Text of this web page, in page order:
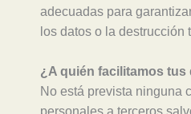
adecuadas para
los datos o la destrucción
¿A quién facilitamos
No está prevista ninguna